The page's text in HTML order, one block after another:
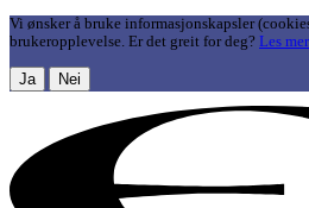
Vi ønsker å bruke informasjonskapsler
brukeropplevelse. Er det greit for deg? Les mer
Ja Nei